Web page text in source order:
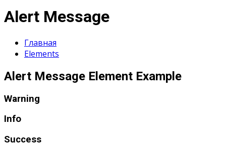
Alert Message
Главная
Elements
Alert Message Element Example
Warning
Info
Success